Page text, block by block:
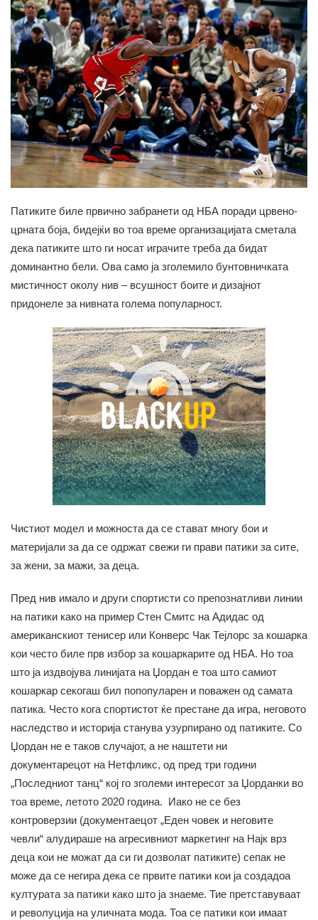
Патиките биле првично забранети од НБА поради црвено-
црната боја, бидејќи во тоа време организацијата сметала
дека патиките што ги носат играчите треба да бидат
доминантно бели. Ова само ја зголемило бунтовничката
мистичност околу нив – всушност боите и дизајнот
придонеле за нивната голема популарност.
Чистиот модел и можноста да се стават многу бои и
материјали за да се одржат свежи ги прави патики за сите,
за жени, за мажи, за деца.
Пред нив имало и други спортисти со препознатливи линии
на патики како на пример Стен Смитс на Адидас од
американскиот тенисер или Конверс Чак Тејлорс за кошарка
кои често биле прв избор за кошаркарите од НБА. Но тоа
што ја издвојува линијата на Џордан е тоа што самиот
кошаркар секогаш бил попопуларен и поважен од самата
патика. Често кога спортистот ќе престане да игра, неговото
наследство и историја станува узурпирано од патиките. Со
Џордан не е таков случајот, а не наштети ни
документарецот на Нетфликс, од пред три години
„Последниот танц“ кој го зголеми интересот за Џорданки во
тоа време, летото 2020 година. Иако не се без
контроверзии (документаецот „Еден човек и неговите
чевли“ алудираше на агресивниот маркетинг на Најк врз
деца кои не можат да си ги дозволат патиките) сепак не
може да се негира дека се првите патики кои ја создадоа
културата за патики како што ја знаеме. Тие претставуваат
и револуција на уличната мода. Тоа се патики кои имаат